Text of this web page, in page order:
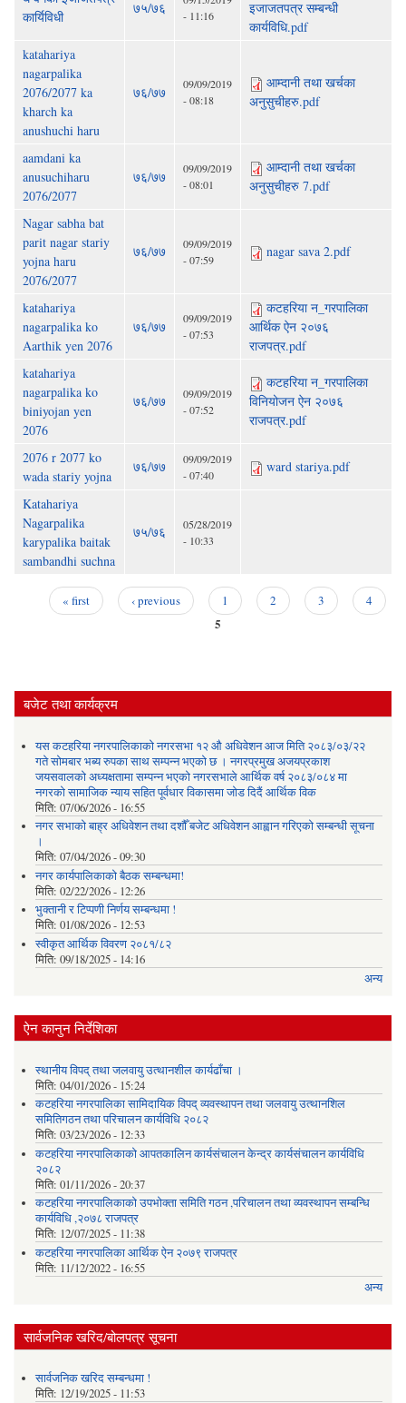
कार्यिविधी
७५/७६
- 11:16
इजाजतपत्र सम्बन्धी
कार्यविधि.pdf
katahariya
nagarpalika
2076/2077 ka
kharch ka
anushuchi haru
७६/७७
09/09/2019
- 08:18
आम्दानी तथा खर्चका
अनुसुचीहरु.pdf
aamdani ka
anusuchiharu
2076/2077
७६/७७
09/09/2019
- 08:01
आम्दानी तथा खर्चका
अनुसुचीहरु 7.pdf
Nagar sabha bat
parit nagar stariy
yojna haru
2076/2077
७६/७७
09/09/2019
- 07:59
nagar sava 2.pdf
katahariya
nagarpalika ko
Aarthik yen 2076
७६/७७
09/09/2019
- 07:53
कटहरिया न_गरपालिका
आर्थिक ऐन २०७६
राजपत्र.pdf
katahariya
nagarpalika ko
biniyojan yen
2076
७६/७७
09/09/2019
- 07:52
कटहरिया न_गरपालिका
विनियोजन ऐन २०७६
राजपत्र.pdf
2076 r 2077 ko
wada stariy yojna
७६/७७
09/09/2019
- 07:40
ward stariya.pdf
Katahariya
Nagarpalika
karypalika baitak
sambandhi suchna
७५/७६
05/28/2019
- 10:33
« first ‹ previous 1 2 3 4
5
बजेट तथा कार्यक्रम
यस कटहरिया नगरपालिकाको नगरसभा १२ औ अधिवेशन आज मिति २०८३/०३/२२
गते सोमबार भब्य रुपका साथ सम्पन्न भएको छ । नगरप्रमुख अजयप्रकाश
जयसवालको अध्यक्षतामा सम्पन्न भएको नगरसभाले आर्थिक वर्ष २०८३/०८४ मा
नगरको सामाजिक न्याय सहित पूर्वधार विकासमा जोड दिदैं आर्थिक विक
मिति: 07/06/2026 - 16:55
नगर सभाको बाह्र अधिवेशन तथा दशौँ बजेट अधिवेशन आह्वान गरिएको सम्बन्धी सूचना
।
मिति: 07/04/2026 - 09:30
नगर कार्यपालिकाको बैठक सम्बन्धमा!
मिति: 02/22/2026 - 12:26
भुक्तानी र टिप्पणी निर्णय सम्बन्धमा !
मिति: 01/08/2026 - 12:53
स्वीकृत आर्थिक विवरण २०८१/८२
मिति: 09/18/2025 - 14:16
अन्य
ऐन कानुन निर्देशिका
स्थानीय विपद् तथा जलवायु उत्थानशील कार्यढाँचा ।
मिति: 04/01/2026 - 15:24
कटहरिया नगरपालिका सामिदायिक विपद् व्यवस्थापन तथा जलवायु उत्थानशिल
समितिगठन तथा परिचालन कार्यविधि २०८२
मिति: 03/23/2026 - 12:33
कटहरिया नगरपालिकाको आपतकालिन कार्यसंचालन केन्द्र कार्यसंचालन कार्यविधि
२०८२
मिति: 01/11/2026 - 20:37
कटहरिया नगरपालिकाको उपभोक्ता समिति गठन ,परिचालन तथा व्यवस्थापन सम्बन्धि
कार्यविधि ,२०७८ राजपत्र
मिति: 12/07/2025 - 11:38
कटहरिया नगरपालिका आर्थिक ऐन २०७९ राजपत्र
मिति: 11/12/2022 - 16:55
अन्य
सार्वजनिक खरिद/बोलपत्र सूचना
सार्वजनिक खरिद सम्बन्धमा !
मिति: 12/19/2025 - 11:53